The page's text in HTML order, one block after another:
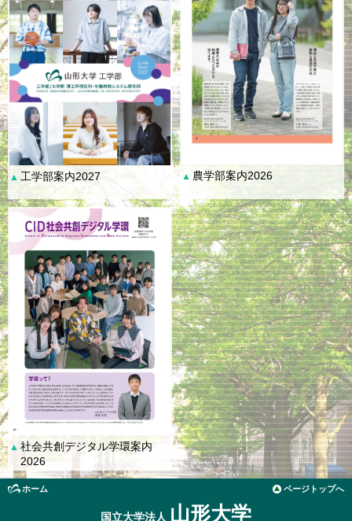
▲ 工学部案内2027 ▲ 農学部案内2026
▲ 社会共創デジタル学環案内
2026
ホーム ページトップへ
国立大学法人 山形大学